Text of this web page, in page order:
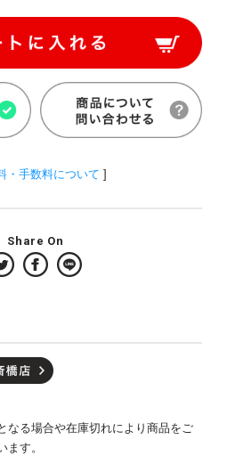
・手数料について ]
Share On
なる場合や在庫切れにより商品をご
ます。